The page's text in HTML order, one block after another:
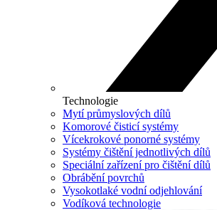
Technologie
Mytí průmyslových dílů
Komorové čisticí systémy
Vícekrokové ponorné systémy
Systémy čištění jednotlivých dílů
Speciální zařízení pro čištění dílů
Obrábění povrchů
Vysokotlaké vodní odjehlování
Vodíková technologie